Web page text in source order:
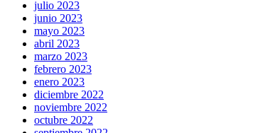
julio 2023
junio 2023
mayo 2023
abril 2023
marzo 2023
febrero 2023
enero 2023
diciembre 2022
noviembre 2022
octubre 2022